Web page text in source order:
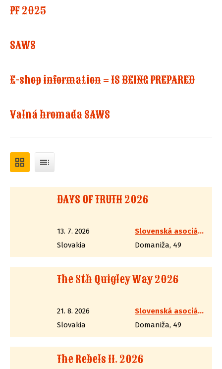
PF 2025
SAWS
E-shop information = IS BEING PREPARED
Valná hromada SAWS
grid_view toc
DAYS OF TRUTH 2026
13. 7. 2026
Slovenská asociácia westernovej streľby
Slovakia
Domaniža, 49
The 8th Quigley Way 2026
21. 8. 2026
Slovenská asociácia westernovej streľby
Slovakia
Domaniža, 49
The Rebels II. 2026